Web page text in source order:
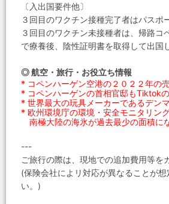
〔入出国要件他〕
３回目のワクチン接種完了者はパス
３回目のワクチン未接種者は、帰路
で療養後、陰性証明書を取得して出国
◎ 航空・旅行・お役立ち情報
* コペンハーゲン空港の２０２２年の
* コペンハーゲンの首相官邸もTiktokの
* 世界最大の玩具メーカーであるデン
* 欧州環境庁の環境・安全モニタリン
南極大陸の海氷が過去最少の面積に
---
ご旅行の際は、現地での追加費用等
(保険会社によリ対応が異なることが
い。)